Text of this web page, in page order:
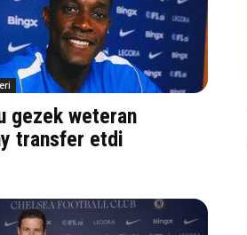
gezek weteran
transfer etdi